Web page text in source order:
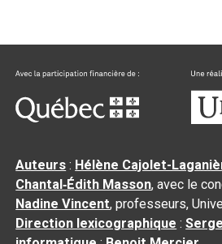
Auteurs : Hélène Cajolet-
Chantal‑Édith Masson, avec le
Nadine Vincent, professeurs,
Direction lexicographique :